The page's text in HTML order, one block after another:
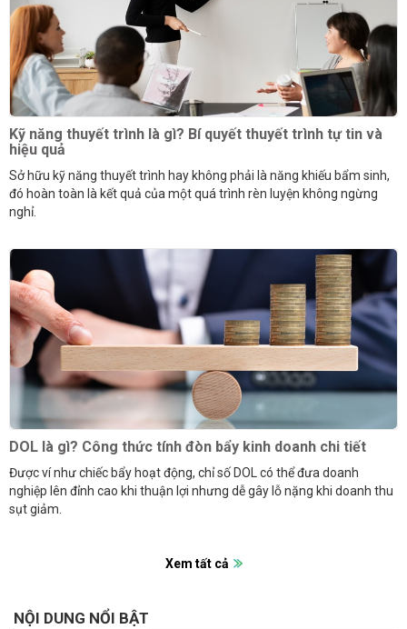
Kỹ năng thuyết trình là gì? Bí quyết thuyết trình tự tin và
hiệu quả
Sở hữu kỹ năng thuyết trình hay không phải là năng khiếu bẩm sinh,
đó hoàn toàn là kết quả của một quá trình rèn luyện không ngừng
nghỉ.
DOL là gì? Công thức tính đòn bẩy kinh doanh chi tiết
Được ví như chiếc bẩy hoạt động, chỉ số DOL có thể đưa doanh
nghiệp lên đỉnh cao khi thuận lợi nhưng dễ gây lỗ nặng khi doanh thu
sụt giảm.
Xem tất cả
NỘI DUNG NỔI BẬT